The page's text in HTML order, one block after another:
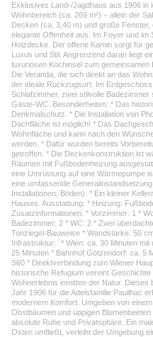
Exklusives Land-/Jagdhaus aus 1906 in
Wohnbereich (ca. 269 m²) – allein der
Decken (ca. 3,40 m) und große
elegante Offenheit aus. Im Foyer und im
Holzdecke. Der offene Kamin sorgt für
Luxus und Stil. Angrenzend daran liegt
luxuriösen Kochinsel zum gemeinsamen
Die Veranda, die sich direkt an das
der ideale Rückzugsort. Im
Schlafzimmer, zwei stilvolle
Gäste-WC. Besonderheiten: * Das
Denkmalschutz. * Die Installation von
Dachfläche ist möglich! * Das
Wohnfläche und kann nach den
werden. * Dafür wurden bereits
getroffen. * Die Deckenkonstruktion ist
Räumen mit Fußbodenheizung
eine Umrüstung auf eine Wärmepumpe
eine umfassende
Installationen, Böden). * Ein kleiner
Hauses. Ausstattung: * Heizung:
Zusatzinformationen: * Vorzimmer: 1 *
Badezimmer: 2 * WC: 2 * Zwei
Tonziegel-Bauweise * Wandstärke: 50
Infrastruktur: ´* Wien: ca. 30 Minuten
25 Minuten * Bahnhof Götzendorf: ca. 5
S60 * Direktverbindung zum Wiener
historische Refugium vereint
Wohnerlebnis inmitten der Natur.
Jahr 1906 für die Adelsfamilie Pauilhac
modernem Komfort. Umgeben von
Obstbäumen und üppigen
absolute Ruhe und Privatsphäre. Ein
Osten umfließt, verleiht der Umgebung